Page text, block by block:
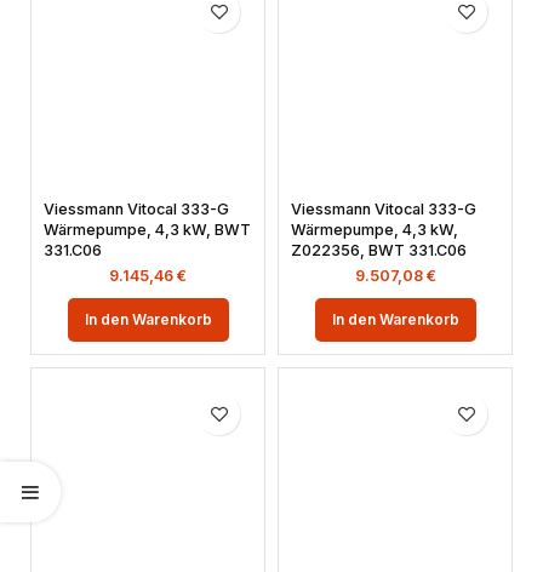
Viessmann Vitocal 333-G
Wärmepumpe, 4,3 kW, BWT
331.C06
9.145,46 €
In den Warenkorb
Viessmann Vitocal 333-G
Wärmepumpe, 4,3 kW,
Z022356, BWT 331.C06
9.507,08 €
In den Warenkorb